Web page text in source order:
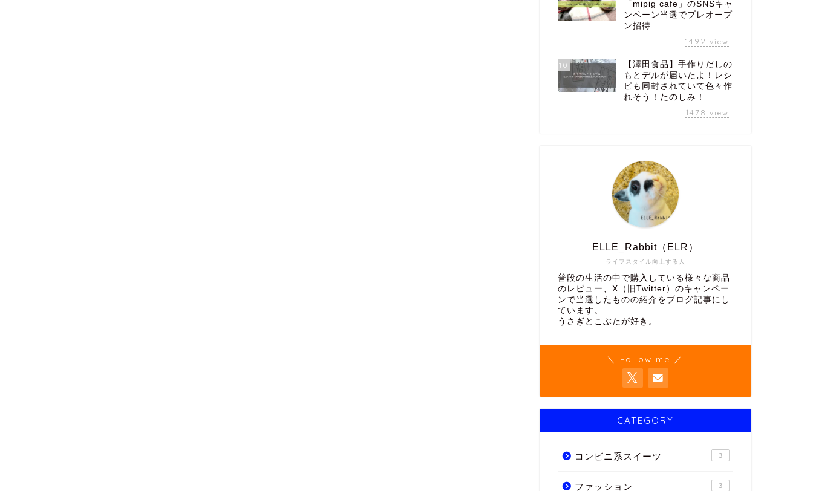
「mipig cafe」のSNSキャ
ンペーン当選でプレオープ
ン招待
1492 view
10
【澤田食品】手作りだしの
もとデルが届いたよ！レシ
ピも同封されていて色々作
れそう！たのしみ！
1478 view
ライフスタイル向上する人
ELLE_Rabbit（ELR）
普段の生活の中で購入している様々な商品
のレビュー、X（旧Twitter）のキャンペー
ンで当選したものの紹介をブログ記事にし
ています。
うさぎとこぶたが好き。
＼ Follow me ／
CATEGORY
コンビニ系スイーツ 3
ファッション 3